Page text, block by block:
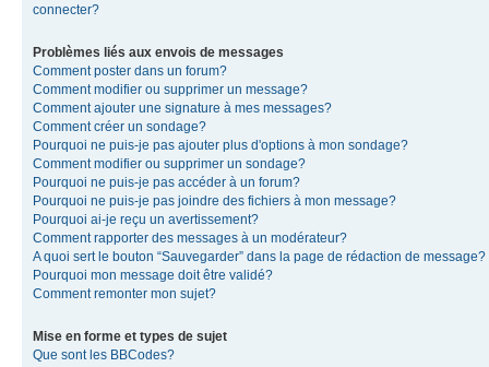
connecter?
Problèmes liés aux envois de messages
Comment poster dans un forum?
Comment modifier ou supprimer un message?
Comment ajouter une signature à mes messages?
Comment créer un sondage?
Pourquoi ne puis-je pas ajouter plus d'options à mon sondage?
Comment modifier ou supprimer un sondage?
Pourquoi ne puis-je pas accéder à un forum?
Pourquoi ne puis-je pas joindre des fichiers à mon message?
Pourquoi ai-je reçu un avertissement?
Comment rapporter des messages à un modérateur?
A quoi sert le bouton “Sauvegarder” dans la page de rédaction de message?
Pourquoi mon message doit être validé?
Comment remonter mon sujet?
Mise en forme et types de sujet
Que sont les BBCodes?